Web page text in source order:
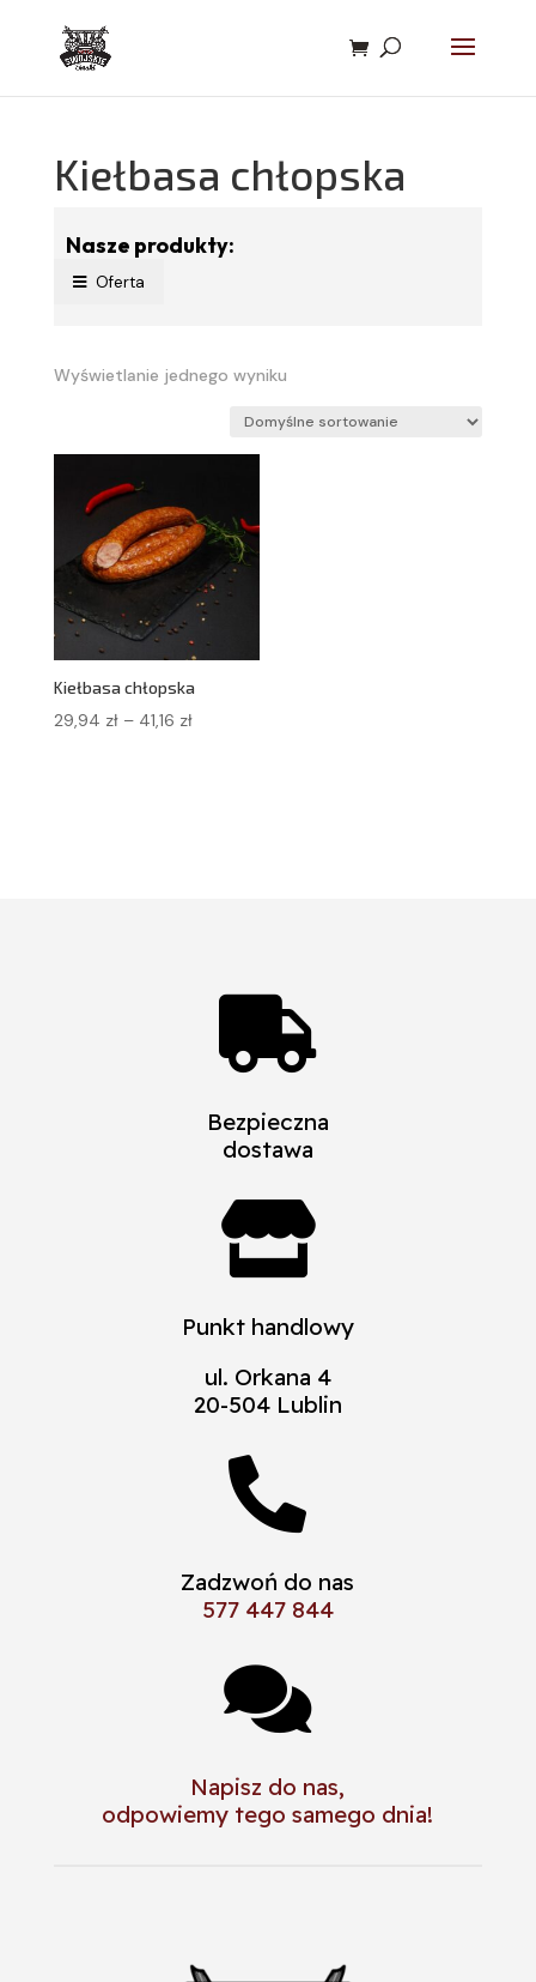
Kiełbasa chłopska
Nasze produkty:
Oferta
Wyświetlanie jednego wyniku
Kiełbasa chłopska
29,94 zł – 41,16 złZakres

Bezpieczna
dostawa

Punkt handlowy
ul. Orkana 4
20-504 Lublin

Zadzwoń do nas
577 447 844

Napisz do nas,
odpowiemy tego samego dnia!